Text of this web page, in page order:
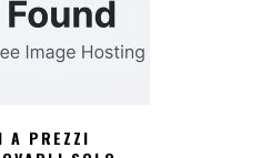
A PREZZI